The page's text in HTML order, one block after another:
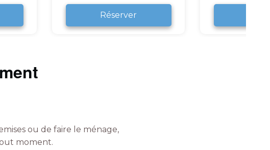
Réserver
ou de faire le ménage,
moment.